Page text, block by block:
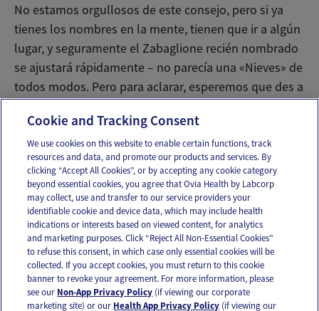
No estamos orgullosos de este consejo, pero si ya
tienes los nombres en la mente, tienen que ir a algún
lugar, y seguramente el Zabaglione recién nombrado
se ajustará rápidamente – no parecía una «Nieves» de
todos modos. Pero para aclarar, esperemos que des a
Email Text
OUR APPS
FOLLOW US
Cookie and Tracking Consent
We use cookies on this website to enable certain functions, track
resources and data, and promote our products and services. By
clicking “Accept All Cookies”, or by accepting any cookie category
beyond essential cookies, you agree that Ovia Health by Labcorp
may collect, use and transfer to our service providers your
identifiable cookie and device data, which may include health
indications or interests based on viewed content, for analytics
and marketing purposes. Click “Reject All Non-Essential Cookies”
to refuse this consent, in which case only essential cookies will be
collected. If you accept cookies, you must return to this cookie
banner to revoke your agreement. For more information, please
see our Non-App Privacy Policy (if viewing our corporate
marketing site) or our Health App Privacy Policy (if viewing our